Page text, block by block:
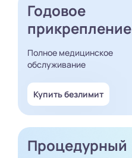
Годовое
прикрепление
Полное медицинское
обслуживание
Купить безлимит
Процедурный